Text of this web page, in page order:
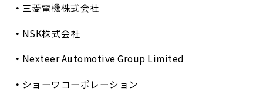
三菱電機株式会社
NSK株式会社
Nexteer Automotive Group Limited
ショーワコーポレーション